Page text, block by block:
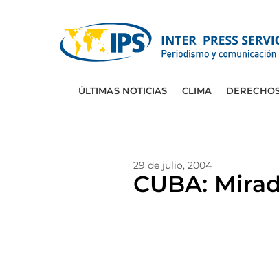
ÚLTIMAS NOTICIAS CLIMA
29 de julio, 2004
CUBA: